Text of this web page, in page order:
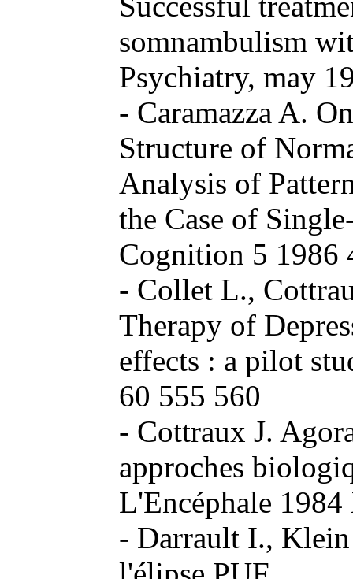
somnambulism
Psychiatry, may
- Caramazza A.
Structure of
Analysis of
the Case of
Cognition 5 1986
- Collet L.,
Therapy of
effects : a pilot
60 555 560
- Cottraux J.
approches
L'Encéphale
- Darrault I., Klein